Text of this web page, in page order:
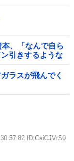
、「なんで自ら
引きするような
ラスが飛んでく
ID:CaiCJVrS0